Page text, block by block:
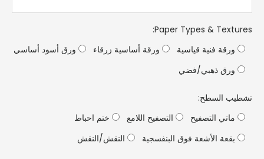
Paper Types &
:
ورقة فنية قياسية
ورقة أساسية زرقاء
ورق أسود أساسي
ورق ذهبي/فضي
السطح:
ماتي التصفيح
التصفيح اللامع
ختم احباط
بقعة الأشعة فوق البنفسجية
النقش/النقش